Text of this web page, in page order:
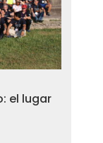
el lugar